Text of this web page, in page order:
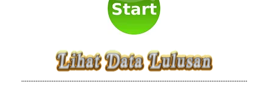
..............................................................................................................................